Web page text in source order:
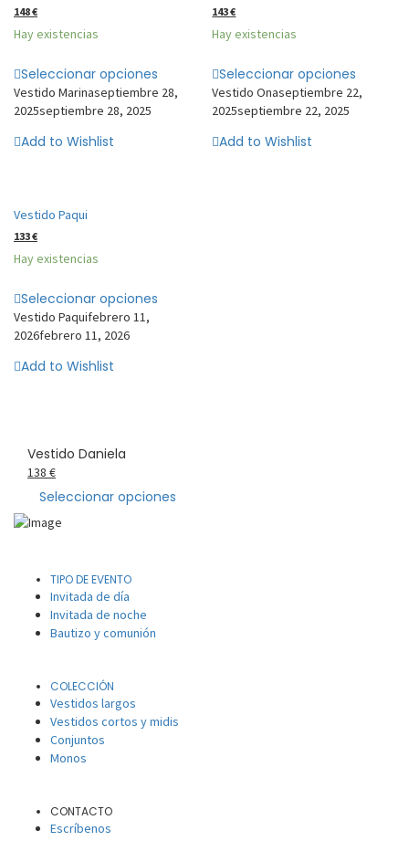
148€
Hay existencias
Seleccionar opciones
Vestido Marinaseptiembre 28,
2025septiembre 28, 2025
Add to Wishlist
143€
Hay existencias
Seleccionar opciones
Vestido Onaseptiembre 22,
2025septiembre 22, 2025
Add to Wishlist
Vestido Paqui
133€
Hay existencias
Seleccionar opciones
Vestido Paquifebrero 11,
2026febrero 11, 2026
Add to Wishlist
Vestido Daniela
138 €
Seleccionar opciones
TIPO DE EVENTO
Invitada de día
Invitada de noche
Bautizo y comunión
COLECCIÓN
Vestidos largos
Vestidos cortos y midis
Conjuntos
Monos
CONTACTO
Escríbenos